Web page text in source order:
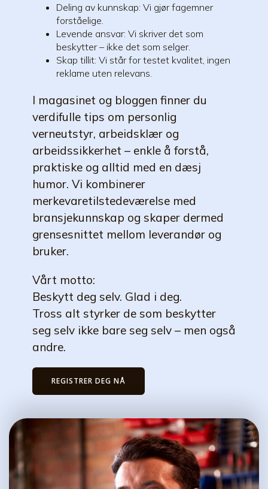
Deling av kunnskap: Vi gjør fagemner
forståelige.
Levende ansvar: Vi skriver det som
beskytter – ikke det som selger.
Skap tillit: Vi står for testet kvalitet, ingen
reklame uten relevans.
I magasinet og bloggen finner du
verdifulle tips om personlig
verneutstyr, arbeidsklær og
arbeidssikkerhet – enkle å forstå,
praktiske og alltid med en dæsj
humor. Vi kombinerer
merkevaretilstedeværelse med
bransjekunnskap og skaper dermed
grensesnittet mellom leverandør og
bruker.
Vårt motto:
Beskytt deg selv. Glad i deg.
Tross alt styrker de som beskytter
seg selv ikke bare seg selv – men også
andre.
REGISTRER DEG NÅ